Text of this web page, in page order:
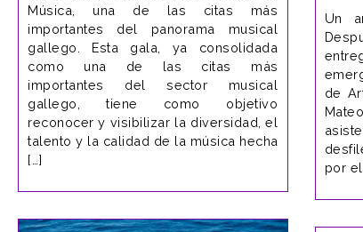
Música, una de las citas más
importantes del panorama musical
gallego. Esta gala, ya consolidada
como una de las citas más
importantes del sector musical
gallego, tiene como objetivo
reconocer y visibilizar la diversidad, el
talento y la calidad de la música hecha
[…]
Un
de
por